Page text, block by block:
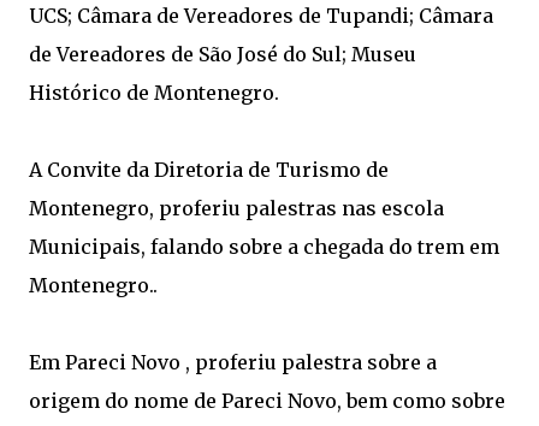
UCS; Câmara de Vereadores de Tupandi; Câmara
de Vereadores de São José do Sul; Museu
Histórico de Montenegro.
A Convite da Diretoria de Turismo de
Montenegro, proferiu palestras nas escola
Municipais, falando sobre a chegada do trem em
Montenegro..
Em Pareci Novo , proferiu palestra sobre a
origem do nome de Pareci Novo, bem como sobre